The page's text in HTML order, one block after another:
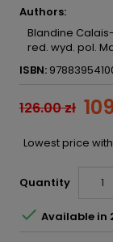
Authors:
Blandine
red. wyd. pol.
ISBN:
126.00 zł
Lowest price
Quantity
 Available in